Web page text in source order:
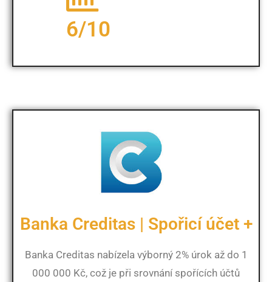
6/10
Banka Creditas | Spořicí účet +
Banka Creditas nabízela výborný 2% úrok až do 1
000 000 Kč, což je při srovnání spořících účtů